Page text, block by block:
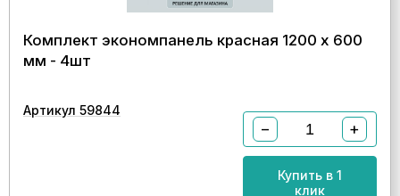
Комплект экономпанель красная 1200 х 600
мм - 4шт
Артикул 59844
− +
Купить в 1
клик